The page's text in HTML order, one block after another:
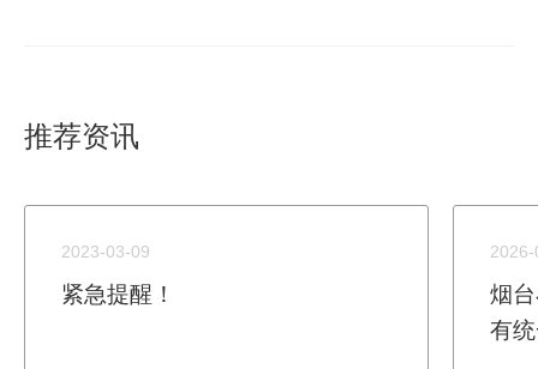
推荐资讯
2023-03-09
紧急提醒！
烟
有